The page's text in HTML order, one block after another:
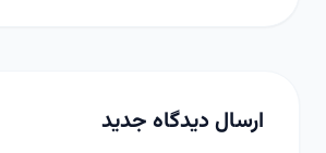
ارسال دیدگاه جدید